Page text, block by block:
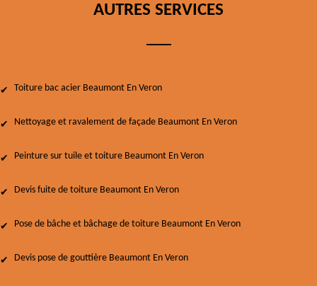
AUTRES SERVICES
Toiture bac acier Beaumont En Veron
Nettoyage et ravalement de façade Beaumont En Veron
Peinture sur tuile et toiture Beaumont En Veron
Devis fuite de toiture Beaumont En Veron
Pose de bâche et bâchage de toiture Beaumont En Veron
Devis pose de gouttière Beaumont En Veron